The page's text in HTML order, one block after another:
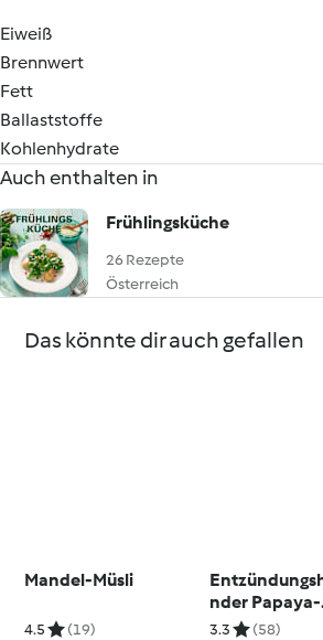
Eiweiß
Brennwert
Fett
Ballaststoffe
Kohlenhydrate
Auch enthalten in
Frühlingsküche
26 Rezepte
Österreich
Das könnte dir auch gefallen
Mandel-Müsli
4.5 (19)
nder Papaya-
Kurkuma-
3.3 (58)